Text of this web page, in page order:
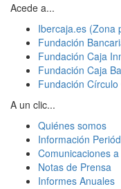
Acede a...
Ibercaja.es (Zona
Fundación
Fundación Caja
Fundación Caja
Fundación
A un clic...
Quiénes somos
Información
Comunicaciones
Notas de Prensa
Informes Anuales